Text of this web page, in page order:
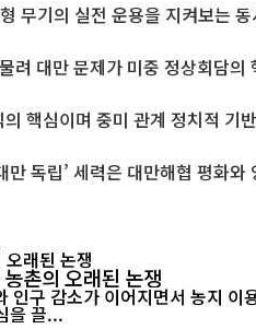
무기의 실전 운용을 지켜보는
대만 문제가 미중 정상회담
핵심이며 중미 관계 정치적
독립’ 세력은 대만해협 평화
촌의 오래된 논쟁
가 이어지면서 농지 이용과 관
을 끌...